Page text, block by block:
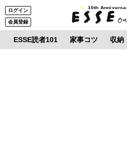
ログイン
会員登録
10th
ESSE読者101 家事コツ 収納